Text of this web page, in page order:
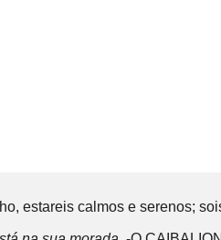
estareis calmos e serenos;